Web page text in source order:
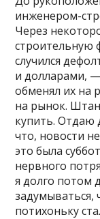
инженером-
Через
строительную
случился
и долларами,
обменял их на
на рынок.
купить. Отдаю
что, новости
это была
нервного
я долго потом
задумываться,
потихоньку